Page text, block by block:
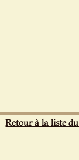
Retour à la liste